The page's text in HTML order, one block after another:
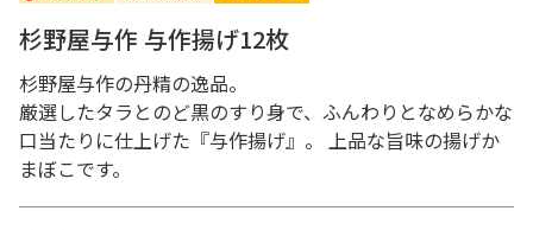
杉野屋与作 与作揚げ12枚
杉野屋与作の丹精の逸品。
厳選したタラとのど黒のすり身で、ふんわりとなめらかな
口当たりに仕上げた『与作揚げ』。 上品な旨味の揚げか
まぼこです。